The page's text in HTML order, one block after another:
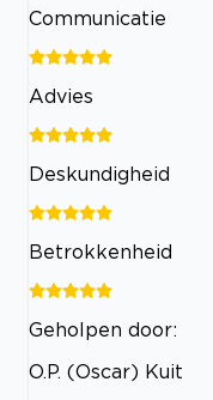
Communicatie
Advies
Deskundigheid
Betrokkenheid
Geholpen door:
O.P. (Oscar) Kuit